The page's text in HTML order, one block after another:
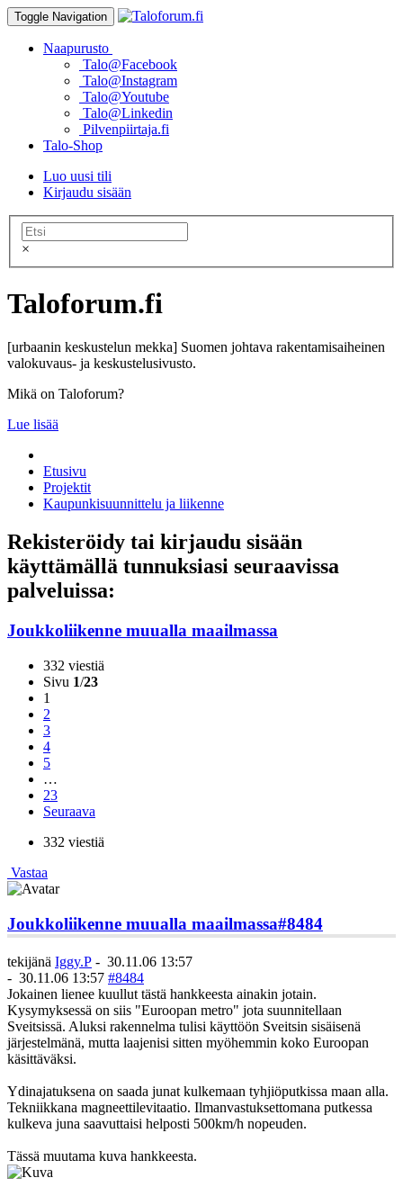
Toggle Navigation
Naapurusto
Talo@Facebook
Talo@Instagram
Talo@Youtube
Talo@Linkedin
Pilvenpiirtaja.fi
Talo-Shop
Luo uusi tili
Kirjaudu sisään
×
Taloforum.fi
[urbaanin keskustelun mekka] Suomen johtava rakentamisaiheinen
valokuvaus- ja keskustelusivusto.
Mikä on Taloforum?
Lue lisää
Etusivu
Projektit
Kaupunkisuunnittelu ja liikenne
Rekisteröidy tai kirjaudu sisään
käyttämällä tunnuksiasi seuraavissa
palveluissa:
Joukkoliikenne muualla maailmassa
332 viestiä
Sivu 1/23
1
2
3
4
5
…
23
Seuraava
332 viestiä
Vastaa
Joukkoliikenne muualla maailmassa#8484
tekijänä Iggy.P - 30.11.06 13:57
- 30.11.06 13:57 #8484
Jokainen lienee kuullut tästä hankkeesta ainakin jotain.
Kysymyksessä on siis "Euroopan metro" jota suunnitellaan
Sveitsissä. Aluksi rakennelma tulisi käyttöön Sveitsin sisäisenä
järjestelmänä, mutta laajenisi sitten myöhemmin koko Euroopan
käsittäväksi.
Ydinajatuksena on saada junat kulkemaan tyhjiöputkissa maan alla.
Tekniikkana magneettilevitaatio. Ilmanvastuksettomana putkessa
kulkeva juna saavuttaisi helposti 500km/h nopeuden.
Tässä muutama kuva hankkeesta.